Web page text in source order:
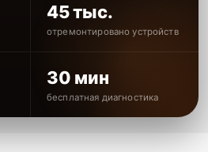
45 тыс.
отремонтировано устройств
30 мин
бесплатная диагностика